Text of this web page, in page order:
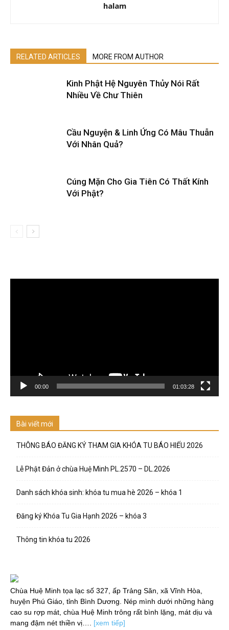
halam
RELATED ARTICLES MORE FROM AUTHOR
Kinh Phật Hệ Nguyên Thủy Nói Rất
Nhiều Về Chư Thiên
Cầu Nguyện & Linh Ứng Có Mâu Thuẫn
Với Nhân Quả?
Cúng Mặn Cho Gia Tiên Có Thất Kính
Với Phật?
00:00 01:03:28
Bài viết mới
THÔNG BÁO ĐĂNG KÝ THAM GIA KHÓA TU BÁO HIẾU 2026
Lễ Phật Đản ở chùa Huệ Minh PL.2570 – DL.2026
Danh sách khóa sinh: khóa tu mua hè 2026 – khóa 1
Đăng ký Khóa Tu Gia Hạnh 2026 – khóa 3
Thông tin khóa tu 2026
Chùa Huệ Minh tọa lạc số 327, ấp Trảng Săn, xã Vĩnh Hòa,
huyện Phú Giáo, tỉnh Bình Dương. Nép mình dưới những hàng
cao su rợp mát, chùa Huệ Minh trông rất bình lặng, mát dịu và
mang đậm nét thiền vị…. [xem tiếp]